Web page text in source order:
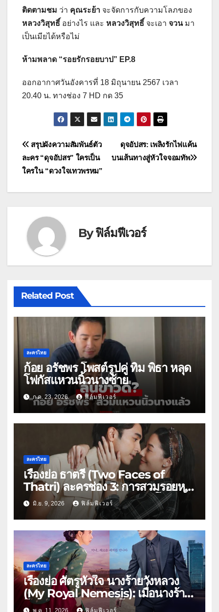
ติดตามชม ว่า คุณระย้า จะจัดการกับความโลภของ
หลวงวิสุทธิ์ อย่างไร และ หลวงวิสุทธิ์ จะเอา จวนมา
เป็นเมียได้หรือไม่
ห้ามพลาด “รอยรักรอยบาป” EP.8
ออกอากาศวันอังคารที่ 18 มิถุนายน 2567 เวลา
20.40 น. ทางช่อง 7 HD กด 35
แนะแนว
เรื่อง
ดุจอัปสร: เพลิงรักไฟแค้น
บนเส้นทางสู่หัวใจจอมทัพ
สรุปผังความสัมพันธ์ตัว
ละคร “ดุจอัปสร” ใครเป็น
ใครใน “ดวงใจเทวพรหม”
Byฟิล์มฟีเวอร์
Related Post
ละครไทย
ก้อย อรัชพร โพสต์รูปคู่ ทิม พิธา หลุด
โฟกัสแหวนนิ้วนางซ้าย
ก.ค. 23, 2026 ฟิล์มฟีเวอร์
ละครไทย
เรื่องย่อ ธาตรี (Two Faces of
Thatri) ละครช่อง 3: การสวมรอยหนี
ตายสู่มรดกเลือด ยุคสงครามโลกครั้ง
ที่ 2
มิ.ย. 9, 2026 ฟิล์มฟีเวอร์
ละครไทย
เรื่องย่อ ศัตรูหัวใจ นางร้ายวังหลวง
(My Royal Nemesis): เมื่อนางร้าย
โชซอนสวมร่างดาราโนเนม พร้อม
พ.ค. 11, 2026 ฟิล์มฟีเวอร์